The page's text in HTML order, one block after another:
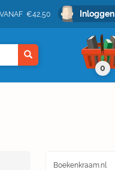
€42,50 Inloggen
0
Boekenkraam.nl